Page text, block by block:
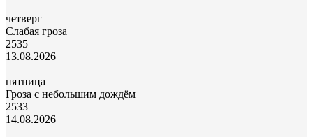
четверг
Слабая гроза
2535
13.08.2026
пятница
Гроза с небольшим дождём
2533
14.08.2026